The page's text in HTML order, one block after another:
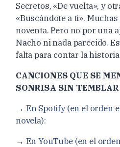
Secretos, «De vuelta», y
«Buscándote a ti».
noventa. Pero no por una
Nacho ni nada parecido.
falta para contar la
CANCIONES QUE SE
SONRISA SIN TEMBLAR
→ En Spotify (en el orden
novela):
→ En YouTube (en el